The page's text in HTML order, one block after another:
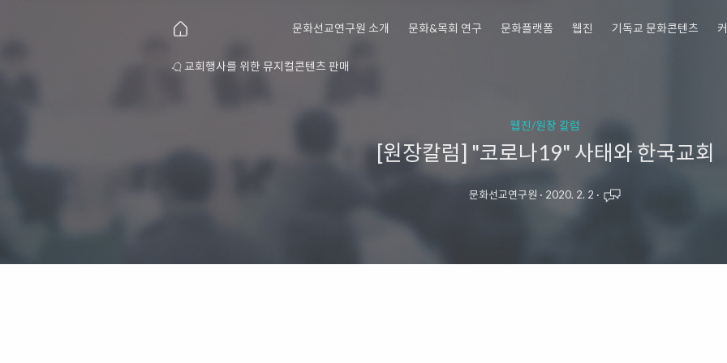
문화선교연구원 소개 문화&목회 연구 문화플랫폼 웹진 기독교 문화콘텐츠
교회행사를 위한 뮤지컬콘텐츠 판매
웹진/원장 칼럼
[원장칼럼] "코로나19" 사태와 한국교회
문화선교연구원 · 2020. 2. 2 ·